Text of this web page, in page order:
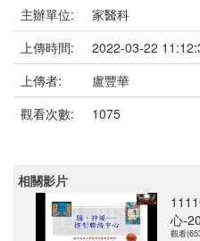
主辦單位:
家醫科
上傳時間:
2022-03-22
上傳者:
盧豐華
觀看次數:
1075
相關影片
心-
觀看